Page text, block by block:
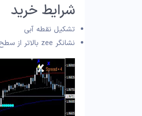
شرایط خرید
تشکیل نقطه آبی
نشانگر zee بالاتر از سطح صفر